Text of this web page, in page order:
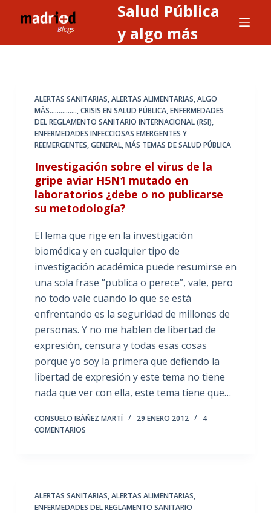
l
Salud Pública
y algo más
ALERTAS SANITARIAS, ALERTAS ALIMENTARIAS,ALGO
MÁS...............,CRISIS EN SALUD PÚBLICA,ENFERMEDADES
DEL REGLAMENTO SANITARIO INTERNACIONAL (RSI),
ENFERMEDADES INFECCIOSAS EMERGENTES Y
REEMERGENTES,GENERAL,MÁS TEMAS DE SALUD PÚBLICA
Investigación sobre el virus de la
gripe aviar H5N1 mutado en
laboratorios ¿debe o no publicarse
su metodología?
El lema que rige en la investigación
biomédica y en cualquier tipo de
investigación académica puede resumirse en
una sola frase “publica o perece”, vale, pero
no todo vale cuando lo que se está
enfrentando es la seguridad de millones de
personas. Y no me hablen de libertad de
expresión, censura y todas esas cosas
porque yo soy la primera que defiendo la
libertad de expresión y este tema no tiene
nada que ver con ella, este tema tiene que…
CONSUELO IBÁÑEZ MARTÍ 29 ENERO 2012
4
COMENTARIOS
ALERTAS SANITARIAS, ALERTAS ALIMENTARIAS,
ENFERMEDADES DEL REGLAMENTO SANITARIO